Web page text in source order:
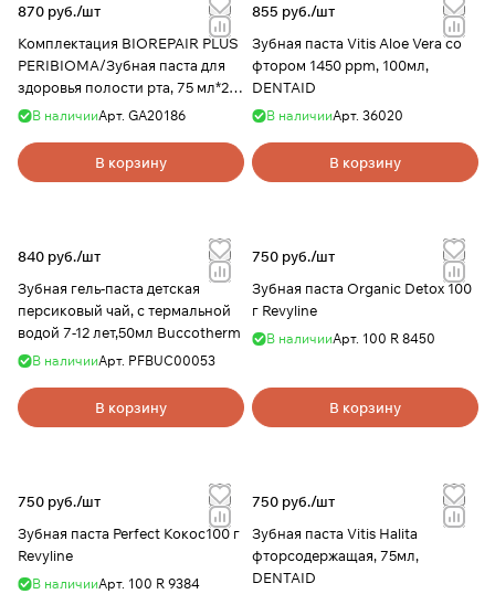
870 руб./шт
Комплектация BIOREPAIR PLUS
PERIBIOMA/Зубная паста для
здоровья полости рта, 75 мл*2,
Biorepair
В наличииАрт. GA20186
В корзину
855 руб./шт
Зубная паста Vitis Aloe Vera со
фтором 1450 ppm, 100мл,
DENTAID
В наличииАрт. 36020
В корзину
840 руб./шт
Зубная гель-паста детская
персиковый чай, с термальной
водой 7-12 лет,50мл Buccotherm
В наличииАрт. PFBUC00053
В корзину
750 руб./шт
Зубная паста Organic Detox 100
г Revyline
В наличииАрт. 100 R 8450
В корзину
750 руб./шт
Зубная паста Perfect Кокос100 г
Revyline
В наличииАрт. 100 R 9384
750 руб./шт
Зубная паста Vitis Halita
фторсодержащая, 75мл,
DENTAID